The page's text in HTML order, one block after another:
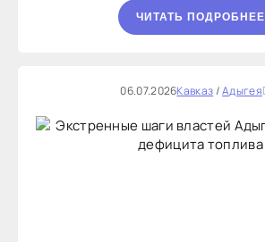
ЧИТАТЬ ПОДРОБНЕЕ
06.07.2026Кавказ/Адыгея